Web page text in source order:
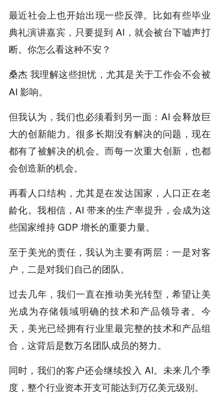
最近社会上也开始出现一些反弹。比如有些毕业
典礼演讲嘉宾，只要提到 AI，就会被台下嘘声打
断。你怎么看这种不安？
桑杰 我理解这些担忧，尤其是关于工作会不会被
AI 影响。
但我认为，我们也必须看到另一面：AI 会释放巨
大的创新能力。很多长期没有解决的问题，现在
都有了被解决的机会。而每一次重大创新，也都
会创造新的机会。
再看人口结构，尤其是在发达国家，人口正在老
龄化。我相信，AI 带来的生产率提升，会成为这
些国家维持 GDP 增长的重要力量。
至于美光的责任，我认为主要有两层：一是对客
户，二是对我们自己的团队。
过去几年，我们一直在推动美光转型，希望让美
光成为存储领域明确的技术和产品领导者。今
天，美光已经拥有行业里最完整的技术和产品组
合，这背后是数万名团队成员的努力。
同时，我们的客户还会继续投入 AI。未来几个季
度，整个行业资本开支可能达到万亿美元级别。